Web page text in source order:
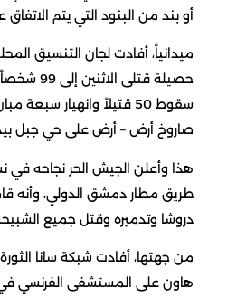
أو بند من البنود التي يتم الاتفاق عليها.
ميدانياً، أفادت لجان التنسيق المحلية في
حصيلة قتلى الاثنين إلى 99
سقوط 50 قتيلاً وانهيار سبعة مبان
صاروخ أرض – أرض على حي جبل بيدرو
هذا وأعلن الجيش الحر نجاحه في نسف
طريق مطار دمشق الدولي، وأنه قام
دروشا وتدميره وقتل جميع الشبيحة
من جهتها، أفادت شبكة سانا الثورة
هاون على المستشفى الفرنسي في